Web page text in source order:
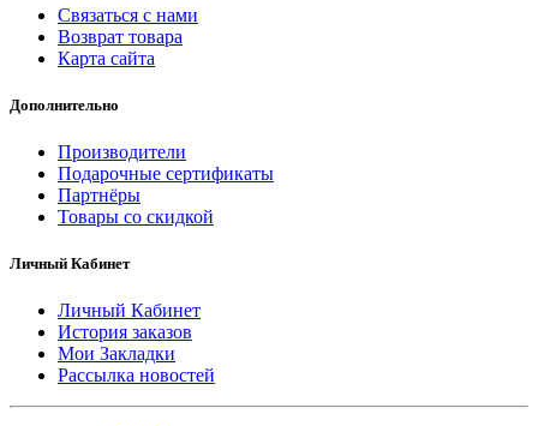
Связаться с нами
Возврат товара
Карта сайта
Дополнительно
Производители
Подарочные сертификаты
Партнёры
Товары со скидкой
Личный Кабинет
Личный Кабинет
История заказов
Мои Закладки
Рассылка новостей